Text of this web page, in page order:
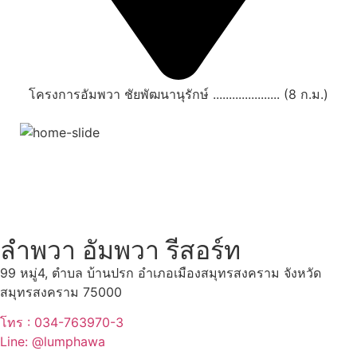
โครงการอัมพวา ชัยพัฒนานุรักษ์ ..................... (8 ก.ม.)
ลำพวา อัมพวา รีสอร์ท
99 หมู่4, ตำบล บ้านปรก อำเภอเมืองสมุทรสงคราม จังหวัด
สมุทรสงคราม 75000
โทร : 034-763970-3
Line: @lumphawa